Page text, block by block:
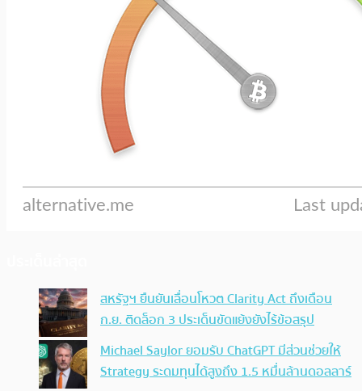
สหรัฐฯ ยืนยันเลื่อนโหวต Clarity Act ถึงเดือน
ก.ย. ติดล็อก 3 ประเด็นขัดแย้งยังไร้ข้อสรุป
Michael Saylor ยอมรับ ChatGPT มีส่วนช่วยให้
Strategy ระดมทุนได้สูงถึง 1.5 หมื่นล้านดอลลาร์